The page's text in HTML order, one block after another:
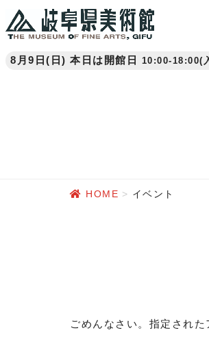
8月9日(日) 本日は開館日 10:00-18:00(
HOME イベント
ごめんなさい。指定された